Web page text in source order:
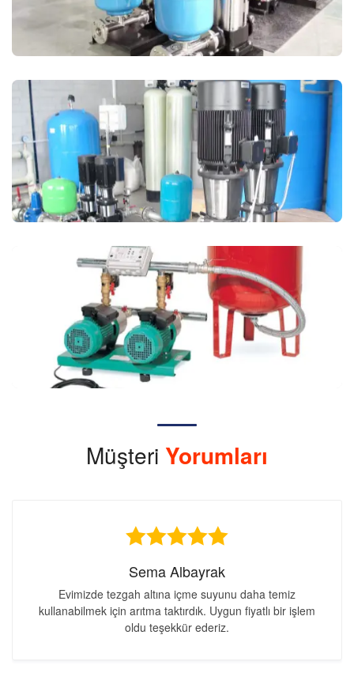
Müşteri Yorumları
Sema Albayrak
Evimizde tezgah altına içme suyunu daha temiz
kullanabilmek için arıtma taktırdık. Uygun fiyatlı bir işlem
oldu teşekkür ederiz.